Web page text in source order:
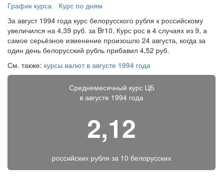
График курса
Курс по дням
За август 1994 года курс белорусского рубля к российскому
увеличился на 4,39 руб. за Br10. Курс рос в 4 случаях из 9, а
самое серьёзное изменение произошло 24 августа, когда за
один день белорусский рубль прибавил 4,52 руб.
См. также: курсы валют в августе 1994 года
Среднемесячный курс ЦБ
в августе 1994 года
2,12
российских рубля за 10 белорусских